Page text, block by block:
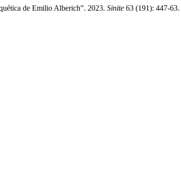
de Emilio Alberich”. 2023. Sinite 63 (191): 447-63.